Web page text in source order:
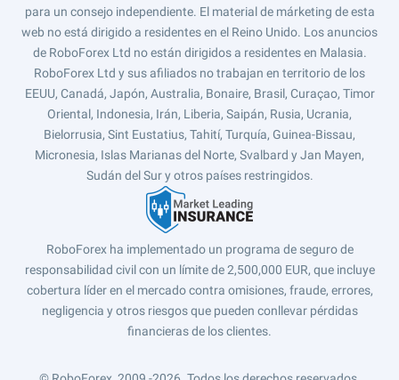
para un consejo independiente. El material de márketing de esta
web no está dirigido a residentes en el Reino Unido. Los anuncios
de RoboForex Ltd no están dirigidos a residentes en Malasia.
RoboForex Ltd y sus afiliados no trabajan en territorio de los
EEUU, Canadá, Japón, Australia, Bonaire, Brasil, Curaçao, Timor
Oriental, Indonesia, Irán, Liberia, Saipán, Rusia, Ucrania,
Bielorrusia, Sint Eustatius, Tahití, Turquía, Guinea-Bissau,
Micronesia, Islas Marianas del Norte, Svalbard y Jan Mayen,
Sudán del Sur y otros países restringidos.
RoboForex ha implementado un programa de seguro de
responsabilidad civil con un límite de 2,500,000 EUR, que incluye
cobertura líder en el mercado contra omisiones, fraude, errores,
negligencia y otros riesgos que pueden conllevar pérdidas
financieras de los clientes.